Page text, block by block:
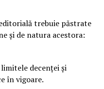
trebuie păstrate
şi de natura acestora:
decenţei şi
în vigoare.